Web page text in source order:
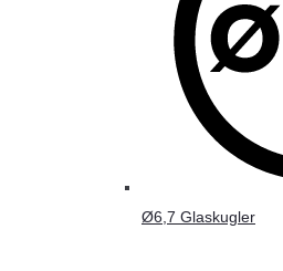
Ø6,7 Glaskugler